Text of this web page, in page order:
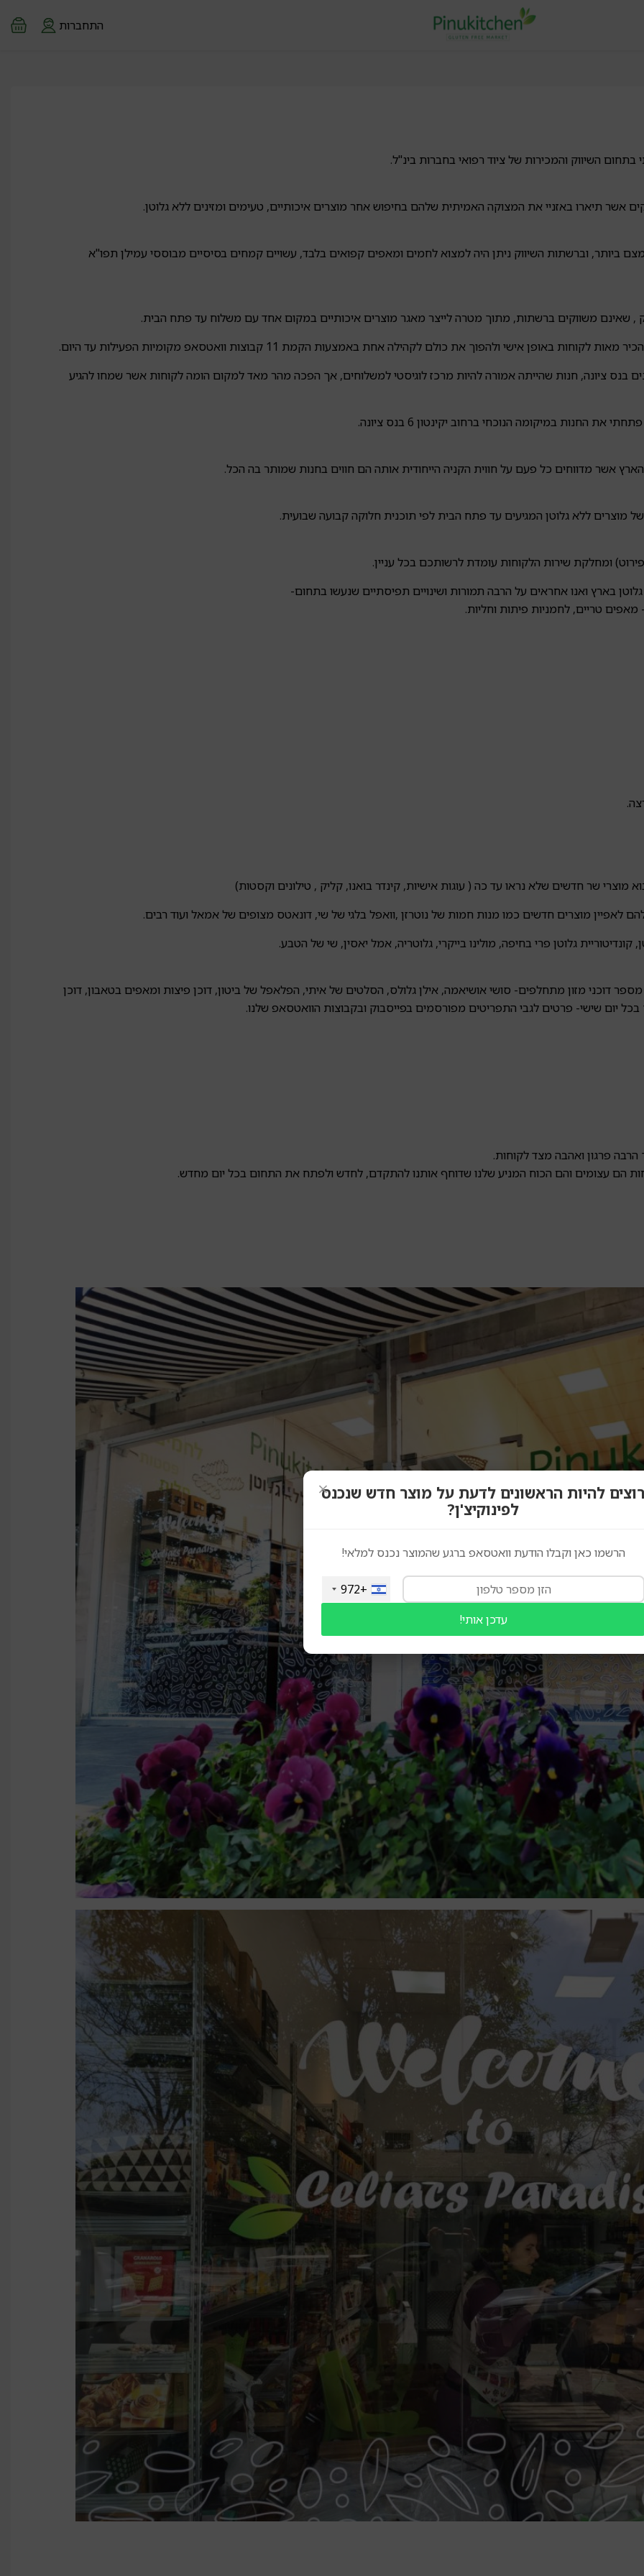
התחברות
תיארו באזניי את המצוקה האמיתית שלהם בחיפוש אחר מוצרים איכותיים, טעימים ומזינים ללא גלוטן.
ביותר, וברשתות השיווק ניתן היה למצוא לחמים ומאפים קפואים בלבד, עשויים קמחים בסיסיים מבוססי עמילן תפו"א
, שאינם משווקים ברשתות, מתוך מטרה לייצר מאגר מוצרים איכותיים במקום אחד עם משלוח עד פתח הבית.
אישי ולהפוך את כולם לקהילה אחת באמצעות הקמת 11 קבוצות וואטסאפ מקומיות הפעילות עד היום.
הבנים בנס ציונה, חנות שהייתה אמורה להיות מרכז לוגיסטי למשלוחים, אך הפכה מהר מאד למקום הומה לקוחות אשר שמחו להגיע
במיקומה הנוכחי ברחוב יקינטון 6 בנס ציונה.
אשר מדווחים כל פעם על חווית הקניה הייחודית אותה הם חווים בחנות שמותר בה הכל.
מוצרים ללא גלוטן המגיעים עד פתח הבית לפי תוכנית חלוקה קבועה שבועית.
ומחלקת שירות הלקוחות עומדת לרשותכם בכל עניין.
בארץ ואנו אחראים על הרבה תמורות ושינויים תפיסתיים שנעשו בתחום-
מאפים טריים, לחמניות פיתות וחליות.
מוצרי שר חדשים שלא נראו עד כה ( עוגות אישיות, קינדר בואנו, קליק , טילונים וקסטות)
להם לאפיין מוצרים חדשים כמו מנות חמות של נוטרזן ,וואפל בלגי של שי, דונאטס מצופים של אמאל ועוד רבים.
גלוטן פרי בחיפה, מולינו בייקרי, גלוטריה, אמל יאסין, שי של הטבע.
דוכני מזון מתחלפים- סושי אושיאמה, אילן גלולס, הסלטים של איתי, הפלאפל של ביטון, דוכן פיצות ומאפים בטאבון, דוכן
יום שישי- פרטים לגבי התפריטים מפורסמים בפייסבוק ובקבוצות הוואטסאפ שלנו.
פרגון ואהבה מצד לקוחות.
הם עצומים והם הכוח המניע שלנו שדוחף אותנו להתקדם, לחדש ולפתח את התחום בכל יום מחדש.
רוצים להיות הראשונים לדעת על מוצר חדש שנכנס
לפינוקיצ'ן?
×
הרשמו כאן וקבלו הודעת וואטסאפ ברגע שהמוצר נכנס למלאי!
+972
עדכן אותי!